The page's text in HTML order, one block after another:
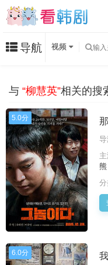
导航 视频
与 “柳慧英”相关的搜
5.0分
导
主
熊
分
6.0分